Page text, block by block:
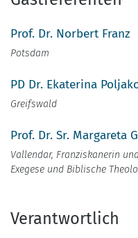
Prof. Dr. Norbert Franz
Potsdam
PD Dr. Ekaterina
Greifswald
Prof. Dr. Sr. Margareta
Vallendar, Franziskanerin
Exegese und Biblische
Verantwortlich